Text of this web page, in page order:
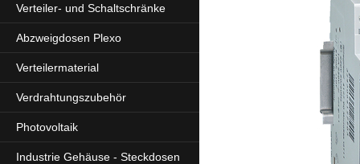
Verteiler- und Schaltschränke
Abzweigdosen Plexo
Verteilermaterial
Verdrahtungszubehör
Photovoltaik
Industrie Gehäuse - Steckdosen